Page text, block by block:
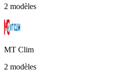
2 modèles
MT Clim
2 modèles